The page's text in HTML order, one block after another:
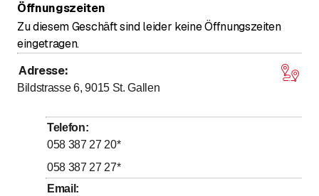
Öffnungszeiten
Zu diesem Geschäft sind leider keine Öffnungszeiten
eingetragen.
Adresse:
Bildstrasse 6, 9015 St. Gallen
Telefon:
058 387 27 20*
058 387 27 27*
Email :